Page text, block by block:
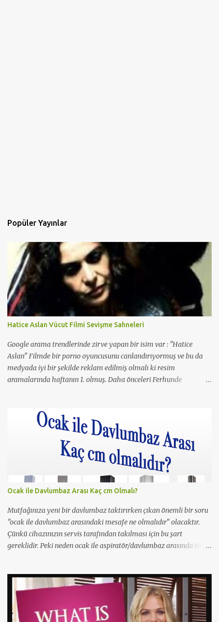
Popüler Yayınlar
Hatice Aslan Vücut Filmi Sevişme Sahneleri
Google arama trendlerinde zirve yapan bir isim var : "Hatice
Aslan" Filmde bir porno oyuncusunu canlandırıyormuş ve bu da
medyada iyi bir şekilde reklam edilmiş olmalı ki resim
aramalarında haftanın 1. olmuş. Daha önceleri Ferhunde
bir sahnesi yer almış yazı içinde yer alan kare de o filmden.
Çıplaklık prim ediyor, filmin bi boka benzediğini sanmıyorum
ama konu porno olunca rağbet olacaktır, şimdiden iyi reklamı
Ocak ile Davlumbaz Arası Kaç cm Olmalı?
Mutfağınıza yeni bir davlumbaz taktırırken çıkan önemli bir soru
"ocak ile davlumbaz arasındaki mesafe ne olmalıdır" olacaktır.
Çünkü cihazınızın servis tarafından takılması için bu şart
gereklidir. Peki neden ocak ile aspiratör/davlumbaz arasında 65
artırır ve çıkacak bir yangında servisi/beyaz eşya firmasını
sorumlu kılar. Bu sebeple yetkili servisler 65cm'den 1cm bile kısa
olsalar montajı gerçekleştirmezler. Montaj yapmaları halinde ise
gereksiz bir risk almış olurlar. Bu yüzden mutfak dolabınızı